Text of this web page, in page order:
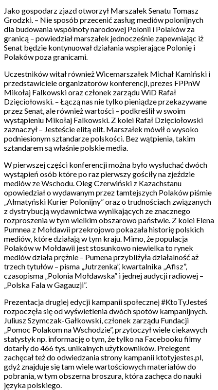
Jako gospodarz zjazd otworzył Marszałek Senatu Tomasz
Grodzki. – Nie sposób przecenić zasług mediów polonijnych
dla budowania wspólnoty narodowej Polonii i Polaków za
granicą – powiedział marszałek jednocześnie zapewniając iż
Senat będzie kontynuował działania wspierające Polonię i
Polaków poza granicami.
Uczestników witał również Wicemarszałek Michał Kamiński i
przedstawiciele organizatorów konferencji, prezes FPPnW
Mikołaj Falkowski oraz członek zarządu WiD Rafał
Dzięciołowski. – Łączą nas nie tylko pieniądze przekazywane
przez Senat, ale również wartości – podkreślił w swoim
wystąpieniu Mikołaj Falkowski. Z kolei Rafał Dzięciołowski
zaznaczył – Jesteście elitą elit. Marszałek mówił o wysoko
podniesionym sztandarze polskości. Bez wątpienia, takim
sztandarem są właśnie polskie media.
W pierwszej części konferencji można było wysłuchać dwóch
wystąpień osób które po raz pierwszy gościły na zjeździe
mediów ze Wschodu. Oleg Czerwiński z Kazachstanu
opowiedział o wydawanym przez tamtejszych Polaków piśmie
„Ałmatyński Kurier Polonijny” oraz o trudnościach związanych
z dystrybucją wydawnictwa wynikających ze znacznego
rozproszenia w tym wielkim obszarowo państwie. Z kolei Elena
Pumnea z Mołdawii przekrojowo pokazała historię polskich
mediów, które działają w tym kraju. Mimo, że populacja
Polaków w Mołdawii jest stosunkowo niewielka to rynek
mediów działa prężnie – Pumena przybliżyła działalność aż
trzech tytułów – pisma „Jutrzenka”, kwartalnika „Afisz”,
czasopisma „Polonia Mołdawska” i jednej audycji radiowej –
„Polska Fala w Gagauzji”.
Prezentacja drugiej edycji kampanii społecznej #KtoTyJesteś
rozpoczęła się od wyświetlenia dwóch spotów kampanijnych.
Juliusz Szymczak-Gałkowski, członek zarządu Fundacji
„Pomoc Polakom na Wschodzie”, przytoczył wiele ciekawych
statystyk np. informację o tym, że tylko na Facebooku filmy
dotarły do 466 tys. unikalnych użytkowników. Prelegent
zachęcał też do odwiedzania strony kampanii ktotyjestes.pl,
gdyż znajduje się tam wiele wartościowych materiałów do
pobrania, w tym obszerna broszura, która zachęca do nauki
języka polskiego.